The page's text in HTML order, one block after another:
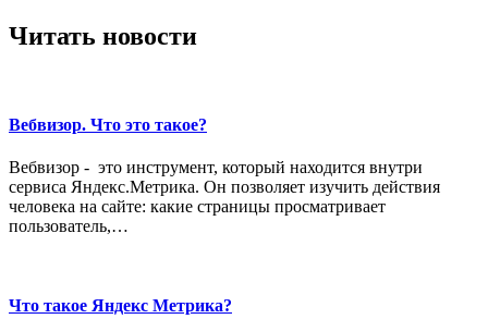
Читать новости
Вебвизор. Что это такое?
Вебвизор - это инструмент, который находится внутри
сервиса Яндекс.Метрика. Он позволяет изучить действия
человека на сайте: какие страницы просматривает
пользователь,…
Что такое Яндекс Метрика?